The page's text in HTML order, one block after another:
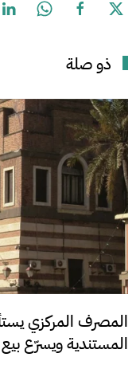
ذو صلة
المصرف المركزي
المستندية ويسرّع